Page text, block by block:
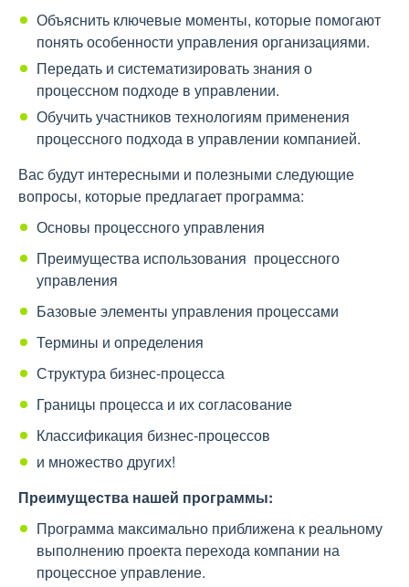
Объяснить ключевые моменты, которые помогают
понять особенности управления организациями.
Передать и систематизировать знания о
процессном подходе в управлении.
Обучить участников технологиям применения
процессного подхода в управлении компанией.
Вас будут интересными и полезными следующие
вопросы, которые предлагает программа:
Основы процессного управления
Преимущества использования процессного
управления
Базовые элементы управления процессами
Термины и определения
Структура бизнес-процесса
Границы процесса и их согласование
Классификация бизнес-процессов
и множество других!
Преимущества нашей программы:
Программа максимально приближена к реальному
выполнению проекта перехода компании на
процессное управление.